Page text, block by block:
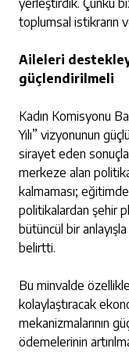
yerleştirdik. Çünkü
toplumsal istikrarın
Aileleri
güçlendirilmeli
Kadın Komisyonu
Yılı” vizyonunun
sirayet eden
merkeze alan
kalmaması;
politikalardan şehir
bütüncül bir anlayışla
belirtti.
Bu minvalde
kolaylaştıracak
mekanizmalarının
ödemelerinin